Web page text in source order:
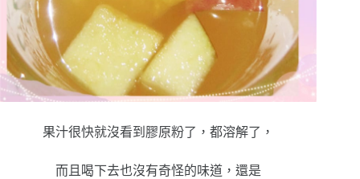
果汁很快就沒看到膠原粉了，都溶解了，
而且喝下去也沒有奇怪的味道，還是